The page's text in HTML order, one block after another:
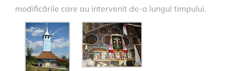
modificările care au intervenit de-a lungul timpului.